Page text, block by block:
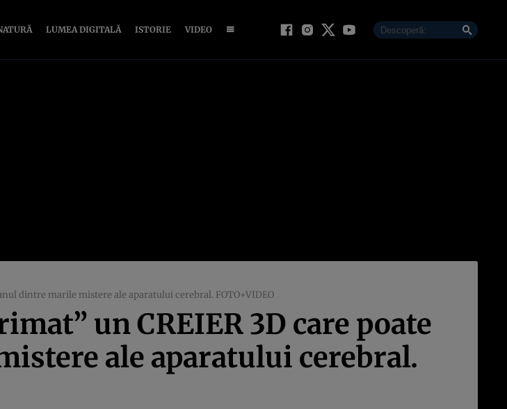
LUMEA DIGITALĂ ISTORIE VIDEO
dintre marile mistere ale aparatului cerebral. FOTO+VIDEO
un CREIER 3D care poate
ale aparatului cerebral.